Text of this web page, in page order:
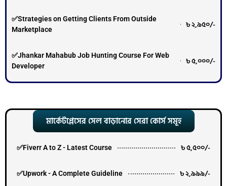
✅Strategies on Getting Clients From Outside
Marketplace
৳ ২,৯৫০/-
✅Jhankar Mahabub Job Hunting Course For Web
Developer
৳ ৫,০০০/-
মার্কেটপ্লেসের সেল বাড়ানোর সেরা কোর্স সমূহ
✅Fiverr A to Z - Latest Course ৳ ৫,৫০০/-
✅Upwork - A Complete Guideline ৳ ২,৯৯৯/-